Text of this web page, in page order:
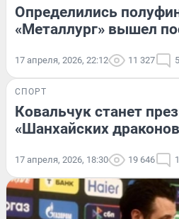
Определились
«Металлург» вышел
17 апреля, 2026, 22:12 11 327 5
СПОРТ
Ковальчук станет
«Шанхайских
17 апреля, 2026, 18:30 19 646